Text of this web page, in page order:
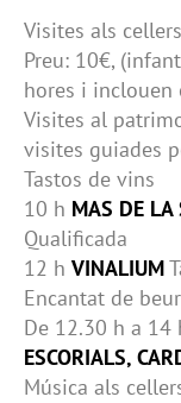
Visites als
Preu: 10€,
hores i inclouen
Visites al
visites guiades
Tastos de vins
10 h MAS DE LA
Qualificada
12 h VINALIUM
Encantat de
De 12.30 h a
ESCORIALS,
Música als